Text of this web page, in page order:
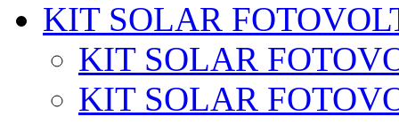
KIT SOLAR
KIT SOLAR
KIT SOLAR